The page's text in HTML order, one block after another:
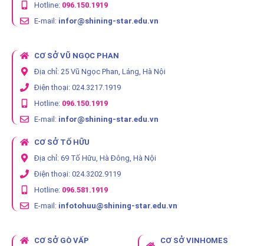
Hotline: 096.150.1919
E-mail: infor@shining-star.edu.vn
CƠ SỞ VŨ NGỌC PHAN
Địa chỉ: 25 Vũ Ngọc Phan, Láng, Hà Nội
Điện thoại: 024.3217.1919
Hotline: 096.150.1919
E-mail: infor@shining-star.edu.vn
CƠ SỞ TỐ HỮU
Địa chỉ: 69 Tố Hữu, Hà Đông, Hà Nội
Điện thoại: 024.3202.9119
Hotline: 096.581.1919
E-mail: infotohuu@shining-star.edu.vn
CƠ SỞ GÒ VẤP
CƠ SỞ VINHOMES